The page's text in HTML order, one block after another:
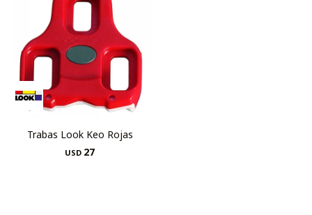
Trabas Look Keo Rojas
USD 27